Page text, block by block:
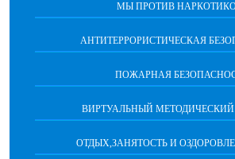
МЫ ПРОТИВ
АНТИТЕРРОРИСТИЧЕСКАЯ
ПОЖАРНАЯ
ВИРТУАЛЬНЫЙ
ОТДЫХ,ЗАНЯТОСТЬ И